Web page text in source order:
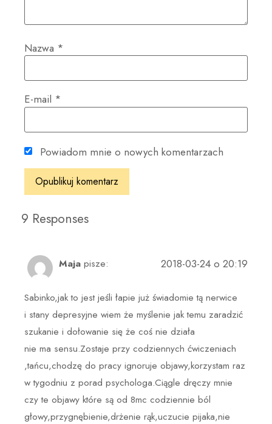
Nazwa *
E-mail *
Powiadom mnie o nowych komentarzach
9 Responses
Maja pisze: 2018-03-24 o 20:19
Sabinko,jak to jest jeśli łapie już świadomie tą nerwice
i stany depresyjne wiem że myślenie jak temu zaradzić
szukanie i dołowanie się że coś nie działa
nie ma sensu.Zostaje przy codziennych ćwiczeniach
,tańcu,chodzę do pracy ignoruje objawy,korzystam raz
w tygodniu z porad psychologa.Ciągle dręczy mnie
czy te objawy które są od 8mc codziennie ból
głowy,przygnębienie,drżenie rąk,uczucie pijaka,nie